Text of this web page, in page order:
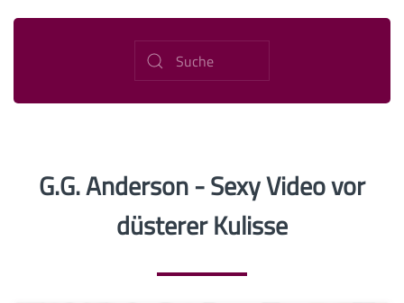
G.G. Anderson - Sexy Video vor
düsterer Kulisse